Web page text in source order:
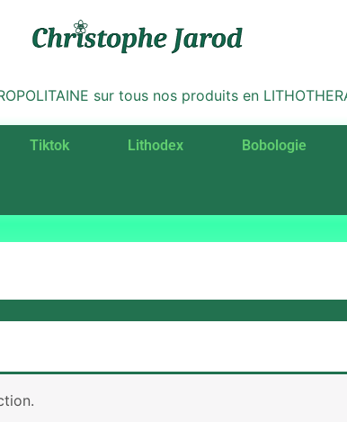
sur tous nos produits en
Tiktok Lithodex Bobologie